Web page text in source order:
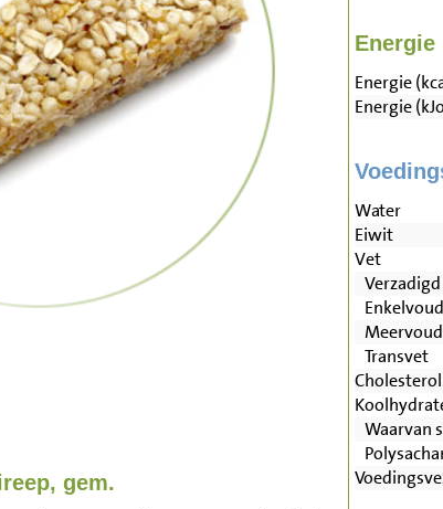
gem.
Energie
Energie
Energie
Water
Eiwit
Vet
Transvet
Cholesterol
Waarvan